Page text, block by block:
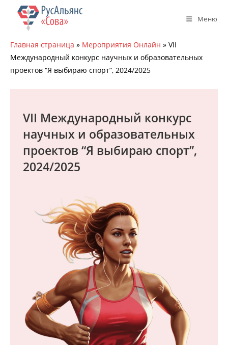
Перейти
содержимому
Меню
Главная страница » Мероприятия Онлайн » VII
Международный конкурс научных и образовательных
проектов “Я выбираю спорт”, 2024/2025
VII Международный конкурс
научных и образовательных
проектов “Я выбираю спорт”,
2024/2025